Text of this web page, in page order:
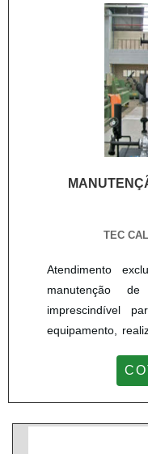
profissional
TEC
Atendimento
manutenção
imprescindível
equipamento,
o bom